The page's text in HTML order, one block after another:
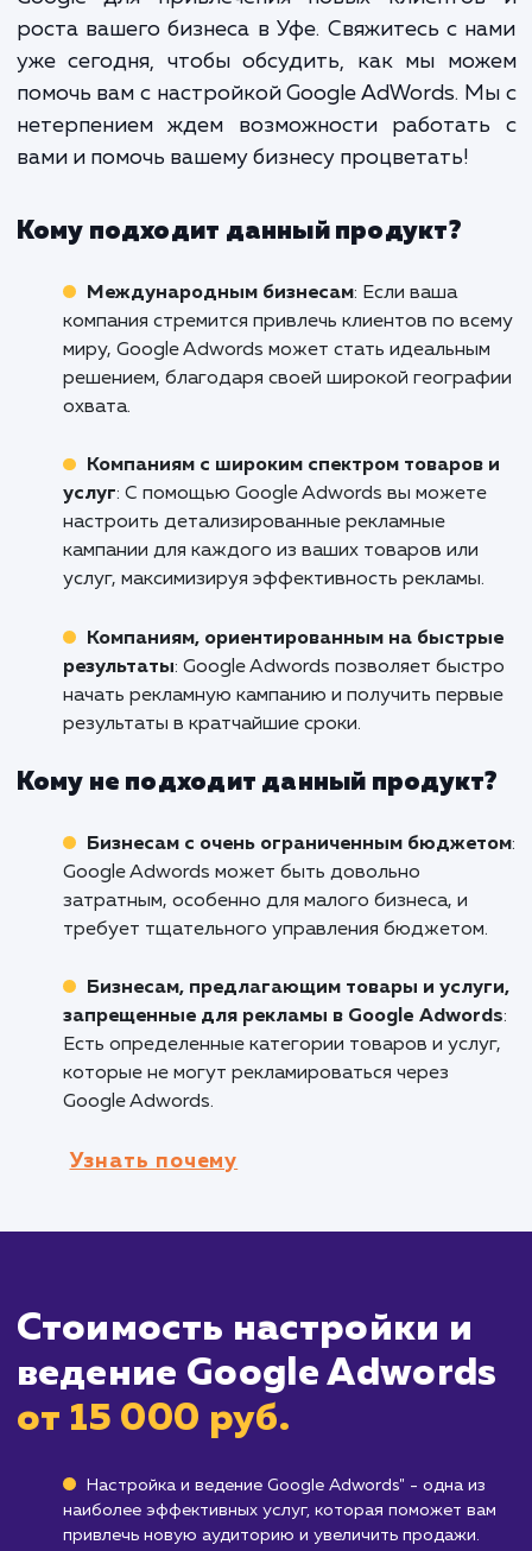
сложный процесс, который
глубоких знаний и опыта. Мы,
профессиональное
агентство, обладаем
использовать мощь Google
Google для привлечения новых
роста вашего бизнеса в Уфе. Свяжитесь с
уже сегодня, чтобы обсудить, как мы
помочь вам с настройкой Google AdWords.
вами и помочь вашему бизнесу процветать!
Кому подходит данный продукт?
Международным бизнесам: Если ваша
компания стремится привлечь клиентов по
миру, Google Adwords может стать
решением, благодаря своей широкой
охвата.
Компаниям с широким спектром
услуг: С помощью Google Adwords вы
настроить детализированные рекламные
кампании для каждого из ваших товаров или
услуг, максимизируя эффективность
Кому не подходит данный
Бизнесам с очень ограниченным
Google Adwords может быть довольно
затратным, особенно для малого бизнеса, и
требует тщательного управления